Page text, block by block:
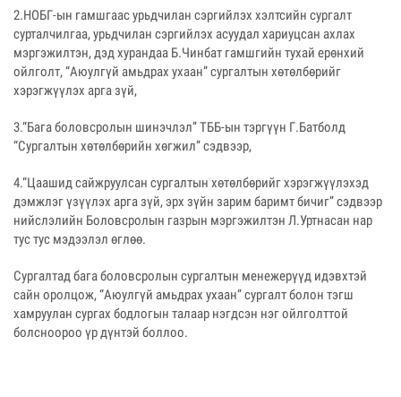
2.НОБГ-ын гамшгаас урьдчилан сэргийлэх хэлтсийн сургалт
сурталчилгаа, урьдчилан сэргийлэх асуудал хариуцсан ахлах
мэргэжилтэн, дэд хурандаа Б.Чинбат гамшгийн тухай ерөнхий
ойлголт, “Аюулгүй амьдрах ухаан” сургалтын хөтөлбөрийг
хэрэгжүүлэх арга зүй,
3.“Бага боловсролын шинэчлэл” ТББ-ын тэргүүн Г.Батболд
“Сургалтын хөтөлбөрийн хөгжил” сэдвээр,
4.“Цаашид сайжруулсан сургалтын хөтөлбөрийг хэрэгжүүлэхэд
дэмжлэг үзүүлэх арга зүй, эрх зүйн зарим баримт бичиг” сэдвээр
нийслэлийн Боловсролын газрын мэргэжилтэн Л.Уртнасан нар
тус тус мэдээлэл өглөө.
Сургалтад бага боловсролын сургалтын менежерүүд идэвхтэй
сайн оролцож, “Аюулгүй амьдрах ухаан” сургалт болон тэгш
хамруулан сургах бодлогын талаар нэгдсэн нэг ойлголттой
болсноороо үр дүнтэй боллоо.